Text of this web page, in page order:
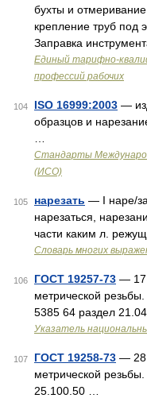
бухты и
крепление труб под
Заправка
Единый тарифно-
профессий рабочих
104 ISO 16999:2003 —
образцов и
Стандарты
(ИСО)
105 нарезать — I наре/
нарезаться,
части каким л.
Словарь многих
106 ГОСТ 19257-73 — 17
метрической
5385 64 раздел
Указатель
107 ГОСТ 19258-73 — 28
метрической
25.100.50 …